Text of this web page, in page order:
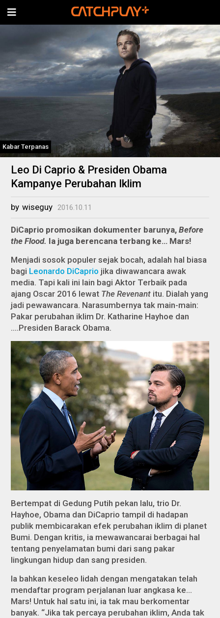
Kabar Terpanas
Leo Di Caprio & Presiden Obama
Kampanye Perubahan Iklim
by wiseguy 2016.10.11
DiCaprio promosikan dokumenter barunya,Before
the Flood. Ia juga berencana terbang ke… Mars!
Menjadi sosok populer sejak bocah, adalah hal biasa
bagi Leonardo DiCaprio jika diwawancara awak
media. Tapi kali ini lain bagi Aktor Terbaik pada
ajang Oscar 2016 lewat The Revenant itu. Dialah yang
jadi pewawancara. Narasumbernya tak main-main:
Pakar perubahan iklim Dr. Katharine Hayhoe dan
….Presiden Barack Obama.
Bertempat di Gedung Putih pekan lalu, trio Dr.
Hayhoe, Obama dan DiCaprio tampil di hadapan
publik membicarakan efek perubahan iklim di planet
Bumi. Dengan kritis, ia mewawancarai berbagai hal
tentang penyelamatan bumi dari sang pakar
lingkungan hidup dan sang presiden.
Ia bahkan keseleo lidah dengan mengatakan telah
mendaftar program perjalanan luar angkasa ke…
Mars! Untuk hal satu ini, ia tak mau berkomentar
banyak. “Jika tak percaya perubahan iklim, Anda tak